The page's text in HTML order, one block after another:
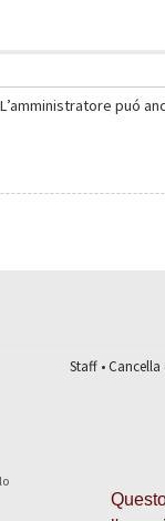
puó
Staff•